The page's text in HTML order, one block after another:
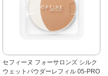
セフィーヌ フォーサロンズ シルク
ウェットパウダーレフィル 05-PRO